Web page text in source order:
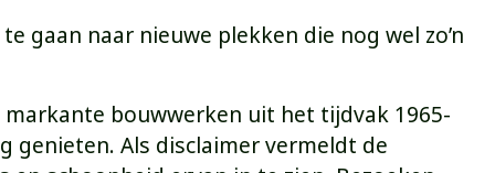
gaan naar nieuwe plekken die nog wel zo’n
bouwwerken uit het tijdvak 1965-
genieten. Als disclaimer vermeldt de